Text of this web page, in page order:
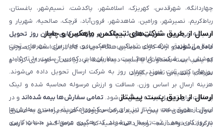
چهاردانگه، شهرقدس، کهریزک، اسلامشهر، پاکدشت، نسیم‌شهر، باغستان،
رباط‌کریم، نصیرشهر، ورامین، شاهدشهر، فرون‌آباد، قرچک، صالحیه، شهریار و
اندیشه می‌شود. سفارش‌های ثبت‌شده در روزهای کاری همان روز تحویل
داده می‌شوندو ارائه کارت شناسایی هنگام دریافت کالا الزامی است. در صورتی
که پلمپ بسته مخدوش یا آسیب دیده باشد، از دریافت آن خودداری کرده و
سریعاً با پشتیبانی تماس بگیرید.
ارسال از طریق شرکت‌های تیپاکس، ماهکس و چاپار
ارسال از طریق شرکت‌های تیپاکس، ماهکس و چاپار برای شهرهای تحت
پوشش این شرکت‌ها فراهم است. سفارش‌هایی که بین ساعت ۱۰ تا ۱۵ در
روزهای کاری ثبت شوند، همان روز به شرکت ارسال تحویل داده می‌شوند.
هزینه ارسال بر اساس وزن، مسافت و ارزش مرسوله محاسبه شده و لینک
پرداخت برای تحویل‌گیرنده ارسال می‌شود. تمامی سفارش‌ها بیمه شده‌اند و در
صورت مفقودی کالا، پس از تایید شرکت حمل‌ونقل، هزینه پرداختی به مشتری
بازگردانده خواهد شد. توجه داشته باشید که بیمه شامل کسر ۱۰ تا ۱۵ درصد
ارسال از طریق پست پیشتاز
ارسال از طریق پست پیشتاز نیز برای سراسر کشور امکان‌پذیر است و سفارش‌ها
در روز کاری بعد از ثبت، ارسال می‌شوند. کد رهگیری مرسوله در حساب کاربری